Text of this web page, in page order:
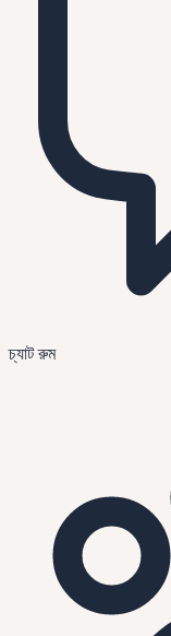
চ্যাট রুম